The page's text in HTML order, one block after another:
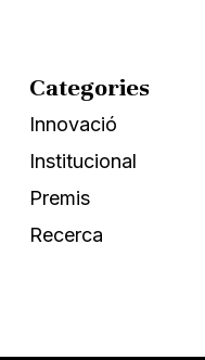
Categories
Innovació
Institucional
Premis
Recerca